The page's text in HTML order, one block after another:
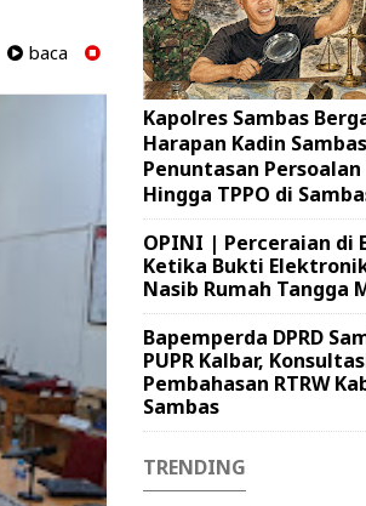
baca
Kapolres Sambas
Harapan Kadin
Penuntasan
Hingga TPPO di
OPINI | Perceraian di
Ketika Bukti
Nasib Rumah Tangga
Bapemperda DPRD
PUPR Kalbar,
Pembahasan RTRW
Sambas
TRENDING